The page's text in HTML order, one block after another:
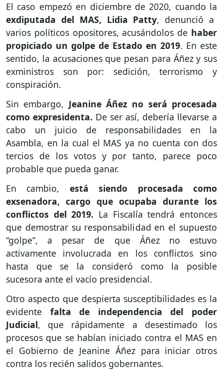
El caso empezó en diciembre de 2020, cuando la
exdiputada del MAS, Lidia Patty, denunció a
varios políticos opositores, acusándolos de haber
propiciado un golpe de Estado en 2019. En este
sentido, la acusaciones que pesan para Áñez y sus
exministros son por: sedición, terrorismo y
conspiración.
Sin embargo, Jeanine Áñez no será procesada
como expresidenta. De ser así, debería llevarse a
cabo un juicio de responsabilidades en la
Asambla, en la cual el MAS ya no cuenta con dos
tercios de los votos y por tanto, parece poco
probable que pueda ganar.
En cambio, está siendo procesada como
exsenadora, cargo que ocupaba durante los
conflictos del 2019. La Fiscalía tendrá entonces
que demostrar su responsabilidad en el supuesto
“golpe”, a pesar de que Áñez no estuvo
activamente involucrada en los conflictos sino
hasta que se la consideró como la posible
sucesora ante el vacío presidencial.
Otro aspecto que despierta susceptibilidades es la
evidente falta de independencia del poder
Judicial, que rápidamente a desestimado los
procesos que se habían iniciado contra el MAS en
el Gobierno de Jeanine Áñez para iniciar otros
contra los recién salidos gobernantes.